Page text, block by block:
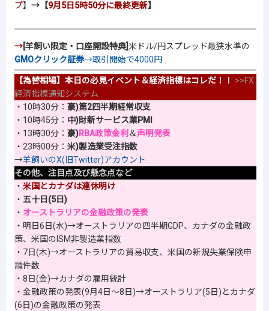
プ】 →【9月5日5時50分に最終更新】
→[羊飼い限定・口座開設特典]米ドル/円スプレッド最狭水準の
GMOクリック証券→取引開始で4000円
【為替相場】本日の必見イベント＆経済指標はコレだ！！ >>FX
経済指標通知システム
・10時30分： 豪)第2四半期経常収支
・10時45分： 中)財新サービス業PMI
・13時30分： 豪)RBA政策金利 ＆声明発表
・23時00分： 米)製造業受注指数
→羊飼いのX(旧Twitter)アカウント
その他、注目点及び懸念点など
・ 米国とカナダは連休明け
・ 五十日(5日)
・ オーストラリアの金融政策の発表
・明日6日(水)→オーストラリアの四半期GDP、カナダの金融政
策、米国のISM非製造業指数
・7日(木)→オーストラリアの貿易収支、米国の新規失業保険申
請件数
・8日(金)→カナダの雇用統計
・金融政策の発表(9月4日～8日)→オーストラリア(5日)とカナダ
(6日)の金融政策の発表